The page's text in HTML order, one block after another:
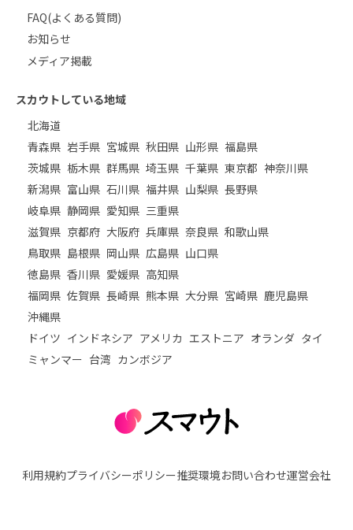
FAQ(よくある質問)
お知らせ
メディア掲載
スカウトしている地域
北海道
青森県 岩手県 宮城県 秋田県 山形県 福島県
茨城県 栃木県 群馬県 埼玉県 千葉県 東京都 神奈川県
新潟県 富山県 石川県 福井県 山梨県 長野県
岐阜県 静岡県 愛知県 三重県
滋賀県 京都府 大阪府 兵庫県 奈良県 和歌山県
鳥取県 島根県 岡山県 広島県 山口県
徳島県 香川県 愛媛県 高知県
福岡県 佐賀県 長崎県 熊本県 大分県 宮崎県 鹿児島県
沖縄県
ドイツ インドネシア アメリカ エストニア オランダ タイ
ミャンマー 台湾 カンボジア
利用規約プライバシーポリシー推奨環境お問い合わせ運営会社